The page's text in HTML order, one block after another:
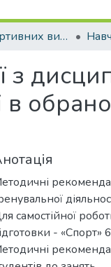
Кафедра спортивних видів гімнастики
в
самостійної
- «Спорт»